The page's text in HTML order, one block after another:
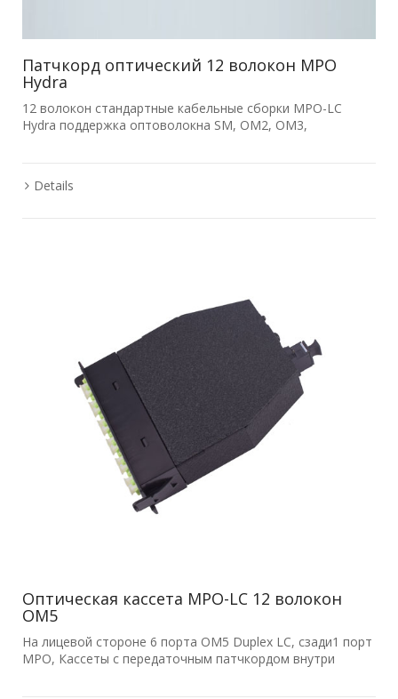
Патчкорд оптический 12 волокон MPO
Hydra
12 волокон стандартные кабельные сборки MPO-LC
Hydra поддержка оптоволокна SM, OM2, OM3,
Details
Оптическая кассета MPO-LC 12 волокон
OM5
На лицевой стороне 6 порта OM5 Duplex LC, сзади1 порт
MPO, Кассеты с передаточным патчкордом внутри